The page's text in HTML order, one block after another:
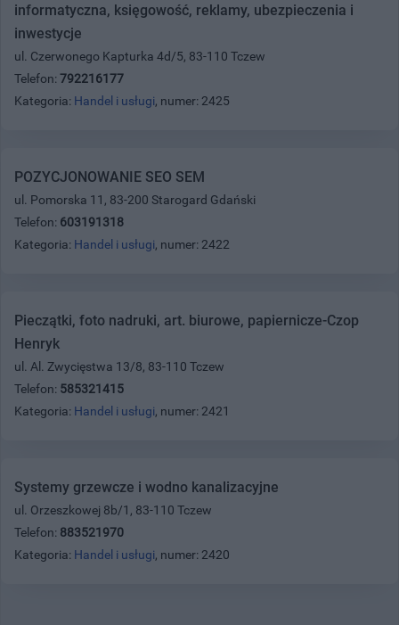
informatyczna, księgowość, reklamy, ubezpieczenia i
inwestycje
ul. Czerwonego Kapturka 4d/5, 83-110 Tczew
Telefon: 792216177
Kategoria: Handel i usługi, numer: 2425
POZYCJONOWANIE SEO SEM
ul. Pomorska 11, 83-200 Starogard Gdański
Telefon: 603191318
Kategoria: Handel i usługi, numer: 2422
Pieczątki, foto nadruki, art. biurowe, papiernicze-Czop
Henryk
ul. Al. Zwycięstwa 13/8, 83-110 Tczew
Telefon: 585321415
Kategoria: Handel i usługi, numer: 2421
Systemy grzewcze i wodno kanalizacyjne
ul. Orzeszkowej 8b/1, 83-110 Tczew
Telefon: 883521970
Kategoria: Handel i usługi, numer: 2420